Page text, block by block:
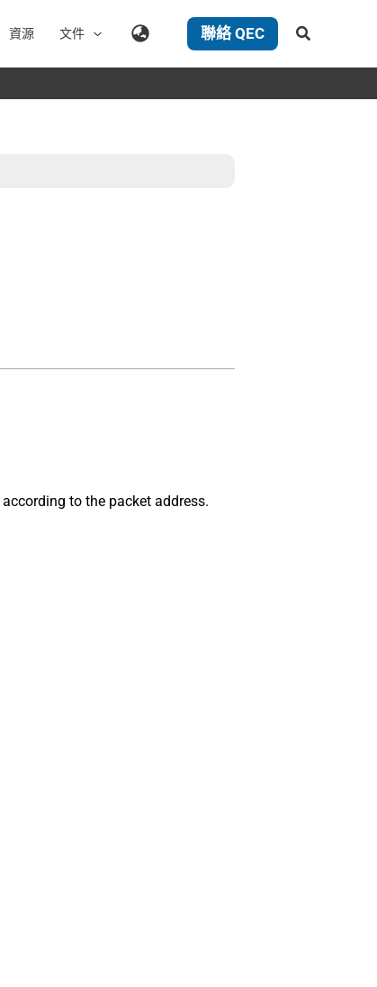
資源 文件 聯絡 QEC
搜
to the packet address.